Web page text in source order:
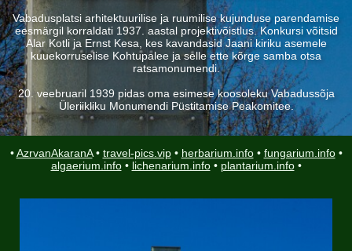
Vabadusplatsi arhitektuurilise ja ruumilise kujunduse parendamise
eesmärgil korraldati 1937. aastal projektivõistlus. Konkursi võitsid
Alar Kotli ja Ernst Kesa, kes kavandasid Jaani kiriku asemele
kuuekorruselise Kohtupalee ja selle ette kõrge samba otsa
ratsamonumendi.
20. veebruaril 1939 pidas oma esimese koosoleku Vabadussõja
Üleriikliku Monumendi Püstitamise Peakomitee.
•AzrvanAkaranA• travel-pics.vip• herbarium.info• fungarium.info•
algaerium.info• lichenarium.info• plantarium.info•